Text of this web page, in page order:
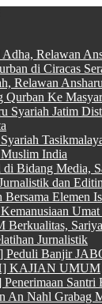
Relawan
di Ciracas
Relawan
Qurban Ke
Syariah Jatim
India
Bidang Media,
dan
Bersama Elemen
Berkualitas,
Jurnalistik
Banjir
KAJIAN UMUM
Santri
An Nahl Grabag